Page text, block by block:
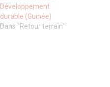
Développement
durable (Guinée)
Dans "Retour terrain"